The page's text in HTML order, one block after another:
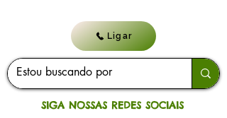
Ligar
SIGA NOSSAS REDES SOCIAIS